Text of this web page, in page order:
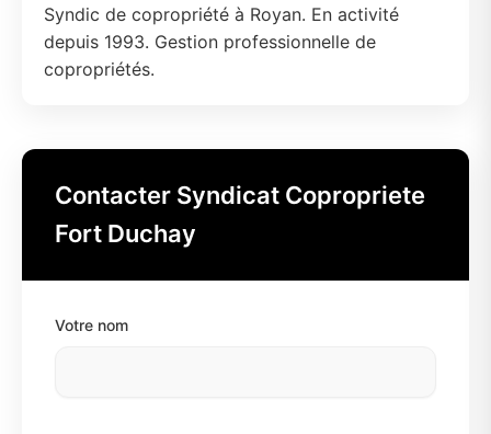
Syndic de copropriété à Royan. En activité
depuis 1993. Gestion professionnelle de
copropriétés.
Contacter Syndicat Copropriete
Fort Duchay
Votre nom